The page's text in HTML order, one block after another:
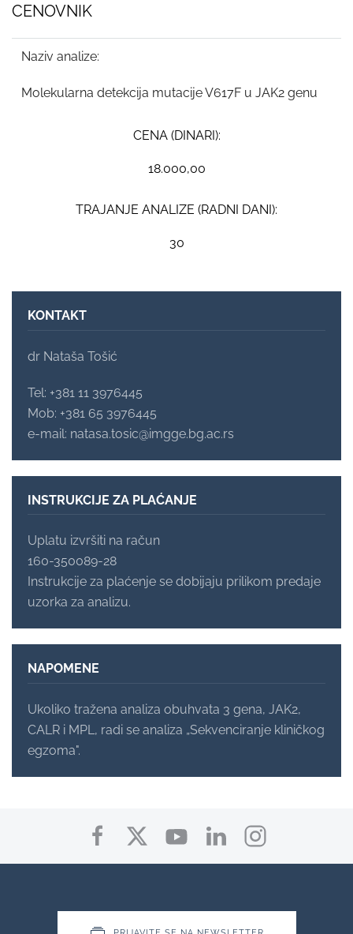
CENOVNIK
Naziv analize:
Molekularna detekcija mutacije V617F u JAK2 genu
CENA (DINARI):
18.000,00
TRAJANJE ANALIZE (RADNI DANI):
30
KONTAKT
dr Nataša Tošić
Tel: +381 11 3976445
Mob: +381 65 3976445
e-mail: natasa.tosic@imgge.bg.ac.rs
INSTRUKCIJE ZA PLAĆANJE
Uplatu izvršiti na račun
160-350089-28
Instrukcije za plaćenje se dobijaju prilikom predaje
uzorka za analizu.
NAPOMENE
Ukoliko tražena analiza obuhvata 3 gena, JAK2,
CALR i MPL, radi se analiza „Sekvenciranje kliničkog
egzoma".